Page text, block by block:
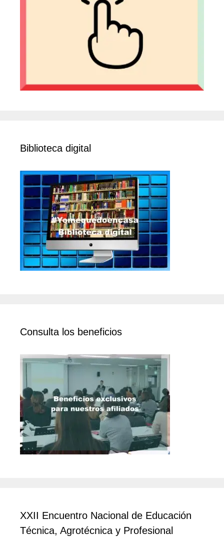
Biblioteca digital
Consulta los beneficios
XXII Encuentro Nacional de Educación
Técnica, Agrotécnica y Profesional